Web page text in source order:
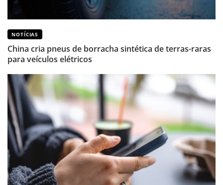
NOTÍCIAS
China cria pneus de borracha sintética de terras-raras
para veículos elétricos